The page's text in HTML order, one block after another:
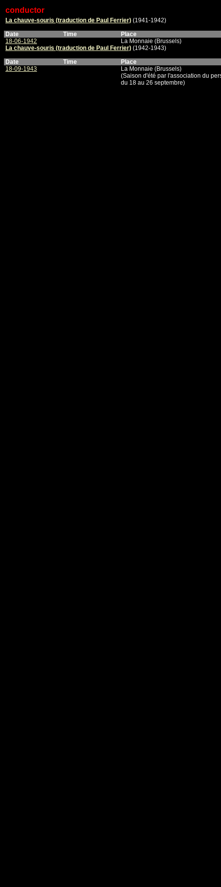
conductor
La chauve-souris (traduction de Paul Ferrier) (1941-1942)
Date
Time
Place
18-06-1942
La Monnaie (Brussels)
La chauve-souris (traduction de Paul Ferrier) (1942-1943)
Date
Time
Place
18-09-1943
La Monnaie (Brussels)
(Saison d'été par l'association du
du 18 au 26 septembre)